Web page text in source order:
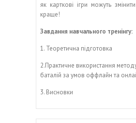
як карткові ігри можуть
краще!
Завдання навчального тренінгу:
1. Теоретична підготовка
2.Практичне використання
баталій за умов оффлайн та
3. Висновки